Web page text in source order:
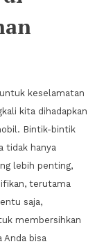
keselamatan
kita dihadapkan
Bintik-bintik
tidak hanya
lebih penting,
terutama
saja,
membersihkan
Anda bisa